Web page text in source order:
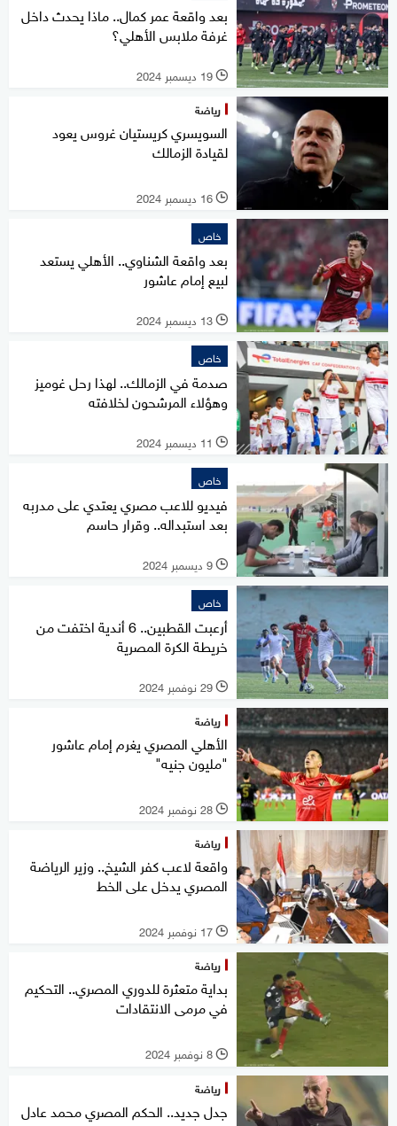
بعد واقعة عمر كمال.. ماذا يحدث داخل
غرفة ملابس الأهلي؟
l 19 ديسمبر 2024
رياضة
السويسري كريستيان غروس يعود
لقيادة الزمالك
l 16 ديسمبر 2024
خاص
بعد واقعة الشناوي.. الأهلي يستعد
لبيع إمام عاشور
l 13 ديسمبر 2024
خاص
صدمة في الزمالك.. لهذا رحل غوميز
وهؤلاء المرشحون لخلافته
l 11 ديسمبر 2024
خاص
فيديو للاعب مصري يعتدي على مدربه
بعد استبداله.. وقرار حاسم
l 9 ديسمبر 2024
خاص
أرعبت القطبين.. 6 أندية اختفت من
خريطة الكرة المصرية
l 29 نوفمبر 2024
رياضة
الأهلي المصري يغرم إمام عاشور
"مليون جنيه"
l 28 نوفمبر 2024
رياضة
واقعة لاعب كفر الشيخ.. وزير الرياضة
المصري يدخل على الخط
l 17 نوفمبر 2024
رياضة
بداية متعثرة للدوري المصري.. التحكيم
في مرمى الانتقادات
l 8 نوفمبر 2024
رياضة
جدل جديد.. الحكم المصري محمد عادل